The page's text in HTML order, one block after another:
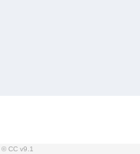
© CC v9.1